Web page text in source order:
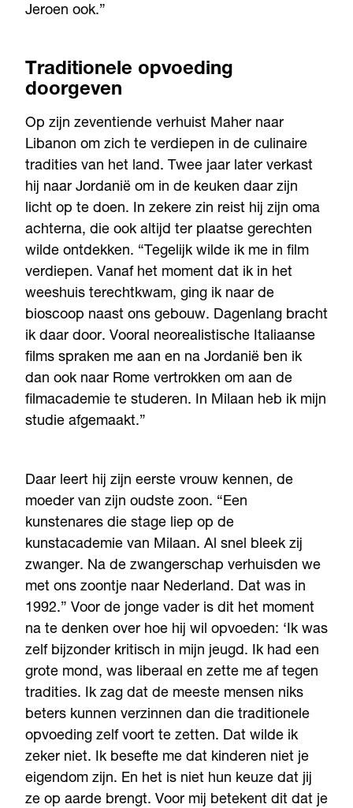
Jeroen ook.”
Traditionele opvoeding
doorgeven
Op zijn zeventiende verhuist Maher naar
Libanon om zich te verdiepen in de culinaire
tradities van het land. Twee jaar later verkast
hij naar Jordanië om in de keuken daar zijn
licht op te doen. In zekere zin reist hij zijn oma
achterna, die ook altijd ter plaatse gerechten
wilde ontdekken. “Tegelijk wilde ik me in film
verdiepen. Vanaf het moment dat ik in het
weeshuis terechtkwam, ging ik naar de
bioscoop naast ons gebouw. Dagenlang bracht
ik daar door. Vooral neorealistische Italiaanse
films spraken me aan en na Jordanië ben ik
dan ook naar Rome vertrokken om aan de
filmacademie te studeren. In Milaan heb ik mijn
studie afgemaakt.”
Daar leert hij zijn eerste vrouw kennen, de
moeder van zijn oudste zoon. “Een
kunstenares die stage liep op de
kunstacademie van Milaan. Al snel bleek zij
zwanger. Na de zwangerschap verhuisden we
met ons zoontje naar Nederland. Dat was in
1992.” Voor de jonge vader is dit het moment
na te denken over hoe hij wil opvoeden: ‘Ik was
zelf bijzonder kritisch in mijn jeugd. Ik had een
grote mond, was liberaal en zette me af tegen
tradities. Ik zag dat de meeste mensen niks
beters kunnen verzinnen dan die traditionele
opvoeding zelf voort te zetten. Dat wilde ik
zeker niet. Ik besefte me dat kinderen niet je
eigendom zijn. En het is niet hun keuze dat jij
ze op aarde brengt. Voor mij betekent dit dat je